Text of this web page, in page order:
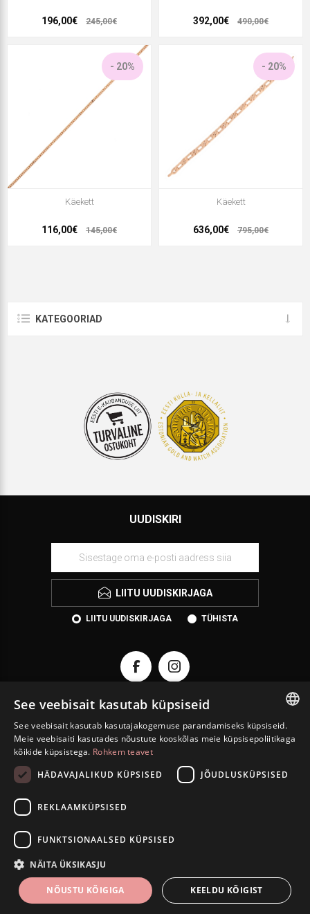
196,00€ 245,00€ 392,00€ 490,00€
- 20%
Käekett
116,00€ 145,00€
- 20%
Käekett
636,00€ 795,00€
KATEGOORIAD
UUDISKIRI
LIITU UUDISKIRJAGA
LIITU UUDISKIRJAGA TÜHISTA
KONTAKT
INFORMATSIOON
Autoriõigus © 2026 Eesti Juveel. Kõik õigused kaitstud.
ESTONIAN
See veebisait kasutab küpsiseid
See veebisait kasutab kasutajakogemuse parandamiseks küpsiseid.
Meie veebisaiti kasutades nõustute kooskõlas meie küpsisepoliitikaga
kõikide küpsistega. Rohkem teavet
HÄDAVAJALIKUD KÜPSISED
JÕUDLUSKÜPSISED
REKLAAMKÜPSISED
FUNKTSIONAALSED KÜPSISED
NÄITA ÜKSIKASJU
NÕUSTU KÕIGIGA KEELDU KÕIGIST